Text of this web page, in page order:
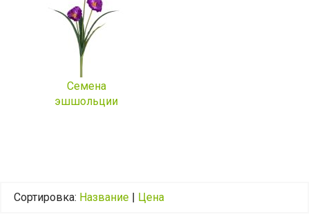
Семена
эшшольции
Сортировка: Название | Цена